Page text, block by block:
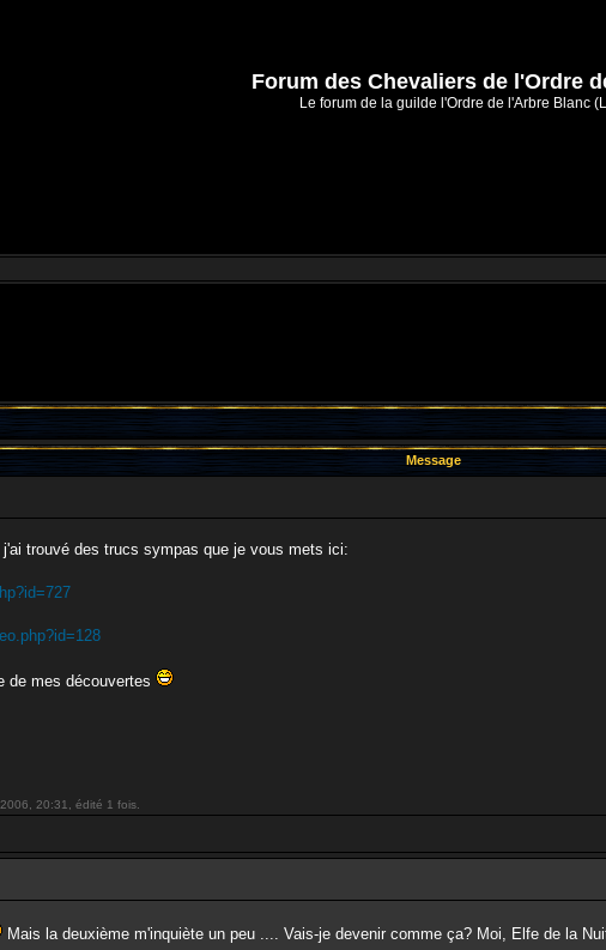
Forum des Chevaliers de l'Ordre
Le forum de la guilde l'Ordre de l'Arbre Blanc
Message
trouvé des trucs sympas que je vous mets ici:
de mes découvertes
20:31, édité 1 fois.
Mais la deuxième m'inquiète un peu .... Vais-je devenir comme ça? Moi, Elfe de la